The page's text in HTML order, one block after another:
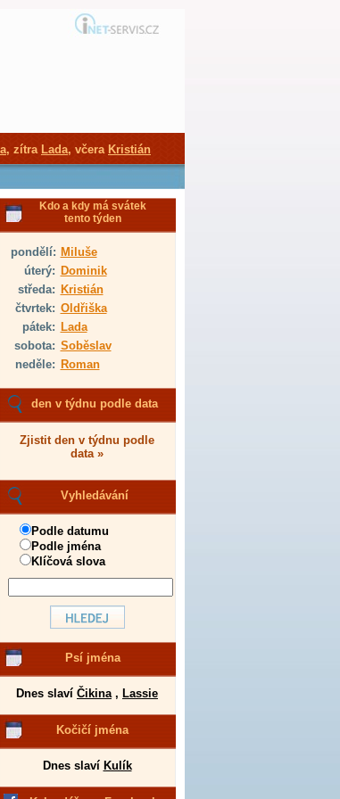
Kdo a kdy má svátek
tento týden
pondělí: Miluše
úterý: Dominik
středa: Kristián
čtvrtek: Oldřiška
pátek: Lada
sobota: Soběslav
neděle: Roman
den v týdnu podle data
Zjistit den v týdnu podle
data »
Vyhledávání
Podle datumu
Podle jména
Klíčová slova
Psí jména
Dnes slaví Čikina, Lassie
Kočičí jména
Dnes slaví Kulík
, zítra Lada, včera Kristián